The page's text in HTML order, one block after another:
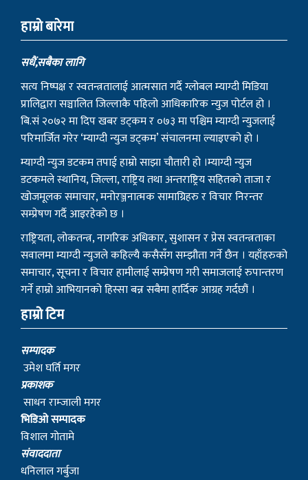
सधैं,सबैका लागि
प्रालिद्वारा सञ्चालित जिल्लाकै पहिलो आधिकारिक न्युज पोर्टल हो ।
बि.सं २०७२ मा दिप खबर डट्कम र ०७३ मा पश्चिम म्याग्दी न्युजलाई
परिमार्जित गरेर ‘म्याग्दी न्युज डट्कम’ संचालनमा ल्याइएको हो ।
म्याग्दी न्युज डटकम तपाई हाम्रो साझा चौतारी हो ।म्याग्दी न्युज
डटकमले स्थानिय, जिल्ला, राष्ट्रिय तथा अन्तराष्ट्रिय सहितको ताजा र
खोजमूलक समाचार, मनोरञ्जनात्मक सामाग्रिहरु र विचार निरन्तर
सम्प्रेषण गर्दै आइरहेको छ ।
राष्ट्रियता, लोकतन्त्र, नागरिक अधिकार, सुशासन र प्रेस स्वतन्त्रताका
सवालमा म्याग्दी न्युजले कहिल्यै कसैसँग सम्झौता गर्ने छैन । यहाँहरुको
समाचार, सूचना र विचार हामीलाई सम्प्रेषण गरी समाजलाई रुपान्तरण
गर्ने हाम्रो आभियानको हिस्सा बन्न सबैमा हार्दिक आग्रह गर्दछौं ।
हाम्रो टिम
सम्पादक
उमेश घर्ति मगर
प्रकाशक
साधन राम्जाली मगर
भिडिओ सम्पादक
विशाल गोतामे
स‌ंवाददाता
धनिलाल गर्बुजा
काठमाडाैं प्रतिनिधि
हिरा जुग्जाली